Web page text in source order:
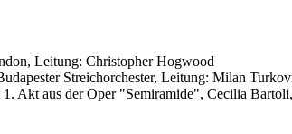
Leitung: Christopher Hogwood
Streichorchester, Leitung: Milan
Akt aus der Oper "Semiramide", Cecilia